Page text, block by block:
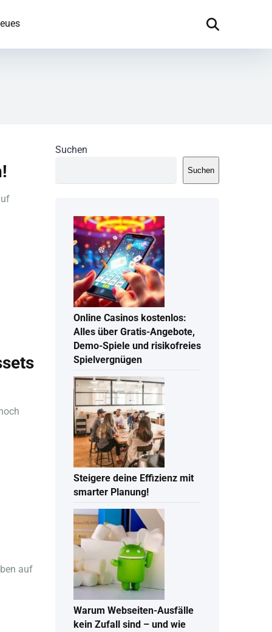
auf
Suchen
Suchen
Online Casinos kostenlos:
Alles über Gratis-Angebote,
Demo-Spiele und risikofreies
Spielvergnügen
Steigere deine Effizienz mit
smarter Planung!
Warum Webseiten-Ausfälle
kein Zufall sind – und wie